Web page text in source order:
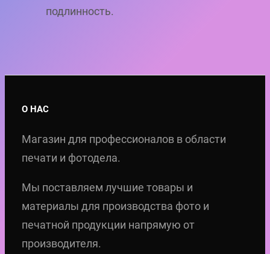
подлинность.
О НАС
Магазин для профессионалов в области
печати и фотодела.
Мы поставляем лучшие товары и
материалы для производства фото и
печатной продукции напрямую от
производителя.